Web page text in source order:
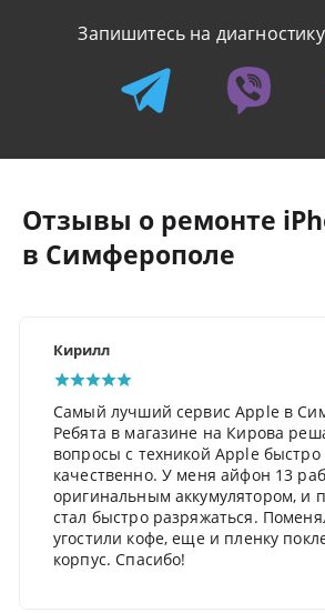
Запишитесь на
Отзывы о ремонте
в Симферополе
Кирилл
Самый лучший сервис Apple в
Ребята в магазине на Кирова
вопросы с техникой Apple быстро
качественно. У меня айфон 13
оригинальным аккумулятором, и
стал быстро разряжаться.
угостили кофе, еще и пленку
корпус. Спасибо!